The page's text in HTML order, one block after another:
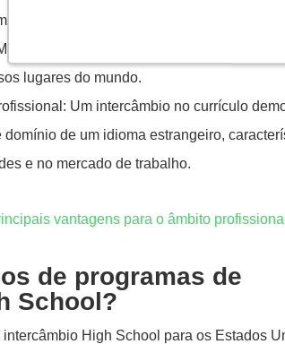
e tradições diferentes.
estudantes criam laços que duram
lugares do mundo.
Um intercâmbio no currículo
de um idioma estrangeiro,
e no mercado de trabalho.
vantagens para o âmbito profissional
de programas de
School?
High School para os Estados